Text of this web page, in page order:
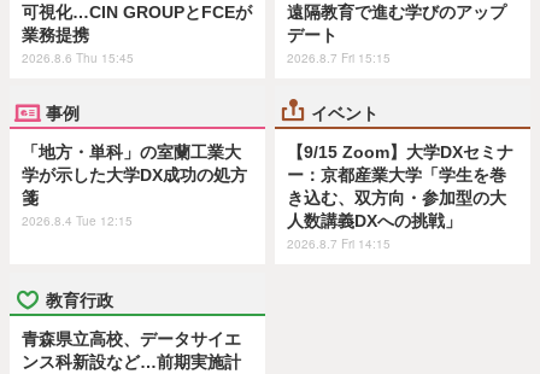
可視化…CIN GROUPとFCEが
業務提携
2026.8.6 Thu 15:45
遠隔教育で進む学びのアップ
デート
2026.8.7 Fri 15:15
事例
「地方・単科」の室蘭工業大
学が示した大学DX成功の処方
箋
2026.8.4 Tue 12:15
イベント
【9/15 Zoom】大学DXセミナ
ー：京都産業大学「学生を巻
き込む、双方向・参加型の大
人数講義DXへの挑戦」
2026.8.7 Fri 14:15
教育行政
青森県立高校、データサイエ
ンス科新設など…前期実施計